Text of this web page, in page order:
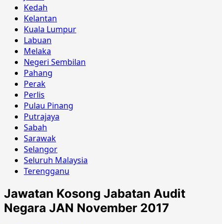
Kedah
Kelantan
Kuala Lumpur
Labuan
Melaka
Negeri Sembilan
Pahang
Perak
Perlis
Pulau Pinang
Putrajaya
Sabah
Sarawak
Selangor
Seluruh Malaysia
Terengganu
Jawatan Kosong Jabatan Audit
Negara JAN November 2017